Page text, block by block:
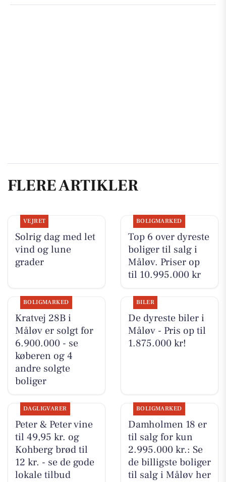
FLERE ARTIKLER
VEJRET
Solrig dag med let
vind og lune
grader
BOLIGMARKED
Top 6 over dyreste
boliger til salg i
Måløv. Priser op
til 10.995.000 kr
BOLIGMARKED
Kratvej 28B i
Måløv er solgt for
6.900.000 - se
køberen og 4
andre solgte
boliger
BILER
De dyreste biler i
Måløv - Pris op til
1.875.000 kr!
DAGLIGVARER
Peter & Peter vine
til 49,95 kr. og
Kohberg brød til
12 kr. - se de gode
lokale tilbud
BOLIGMARKED
Damholmen 18 er
til salg for kun
2.995.000 kr.: Se
de billigste boliger
til salg i Måløv her